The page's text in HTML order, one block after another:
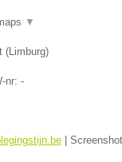
▼
(Limburg)
nr: -
| Screenshot